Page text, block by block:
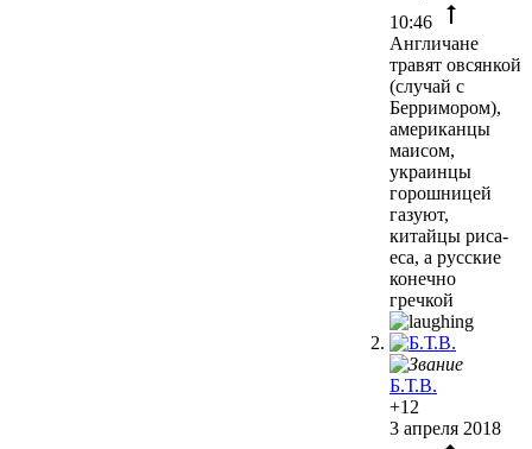
10:46
Англичане
травят овсянкой
(случай с
Берримором),
американцы
маисом,
украинцы
горошницей
газуют,
китайцы риса-
еса, а русские
конечно
гречкой
Б.Т.В.
+12
3 апреля 2018